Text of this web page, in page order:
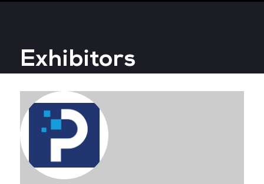
Devops Live
Cloud & Cyber Security
Data & AI Leaders Summit
Data Centre World
Exhibitors